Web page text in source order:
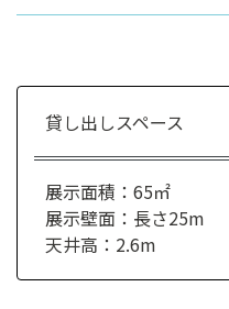
貸し出しスペース
展示面積：65㎡
展示壁面：長さ25m
天井高：2.6m